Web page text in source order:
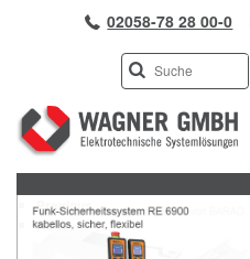
02058-78 28 00-0
INDUSTRIEVERTRETUNG
UNSER TEAM
WIR ÜBER UNS
Previous
Next